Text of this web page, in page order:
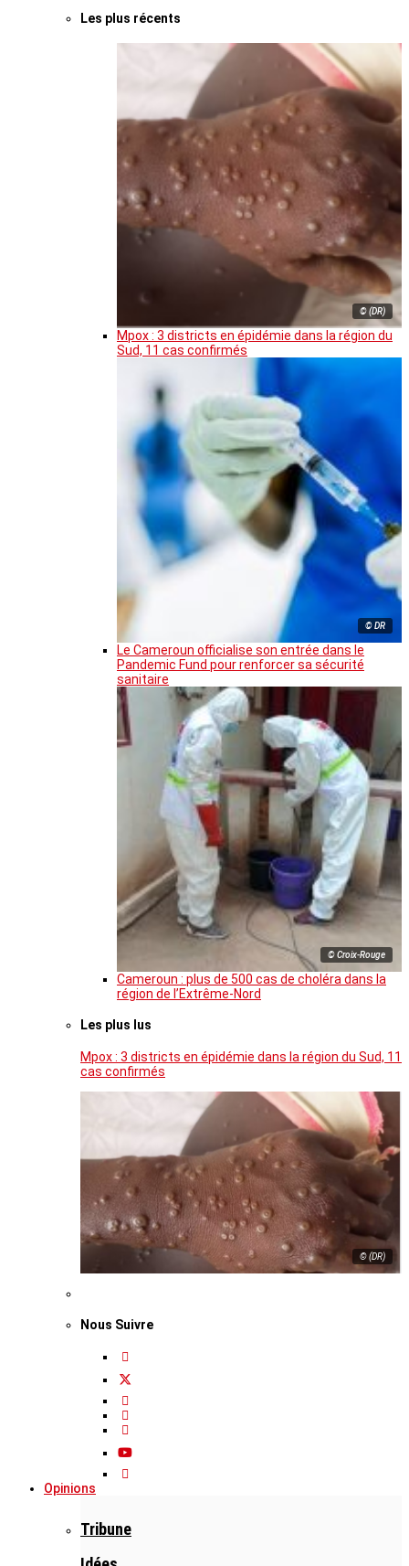
Les plus récents
© (DR)
Mpox : 3 districts en épidémie dans la région du
Sud, 11 cas confirmés
© DR
Le Cameroun officialise son entrée dans le
Pandemic Fund pour renforcer sa sécurité
sanitaire
© Croix-Rouge
Cameroun : plus de 500 cas de choléra dans la
région de l’Extrême-Nord
Les plus lus
Mpox : 3 districts en épidémie dans la région du Sud, 11
cas confirmés
© (DR)
Nous Suivre
Opinions
Tribune